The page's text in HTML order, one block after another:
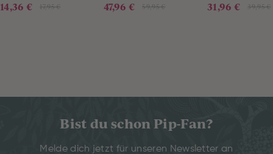
17,95 €
14,36 € 59,95 €
47,96 € 39,95 €
31,96 €
Bist du schon Pip-Fan?
Melde dich jetzt für unseren Newsletter an